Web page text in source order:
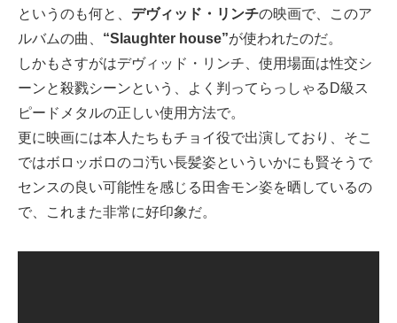
というのも何と、 デヴィッド・リンチの映画で、このア
ルバムの曲、 “Slaughter house”が使われたのだ。
しかもさすがはデヴィッド・リンチ、使用場面は性交シ
ーンと殺戮シーンという、よく判ってらっしゃるD級ス
ピードメタルの正しい使用方法で。
更に映画には本人たちもチョイ役で出演しており、そこ
ではボロッボロのコ汚い長髪姿といういかにも賢そうで
センスの良い可能性を感じる田舎モン姿を晒しているの
で、これまた非常に好印象だ。